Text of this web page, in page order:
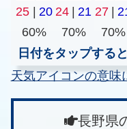
25 20 24 21 27
60%
70% 70%
日付をタップする
天気アイコンの意味
長野県